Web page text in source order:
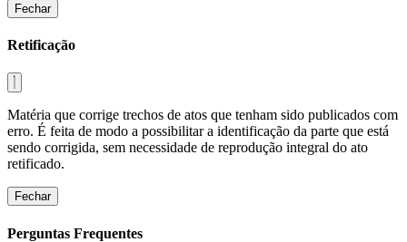
Fechar
Retificação
Matéria que corrige trechos de atos que tenham sido publicados com
erro. É feita de modo a possibilitar a identificação da parte que está
sendo corrigida, sem necessidade de reprodução integral do ato
retificado.
Fechar
Perguntas Frequentes